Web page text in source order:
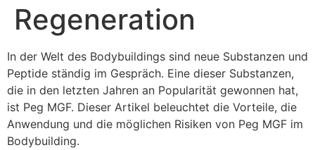
Regeneration
In der Welt des Bodybuildings sind neue Substanzen und
Peptide ständig im Gespräch. Eine dieser Substanzen,
die in den letzten Jahren an Popularität gewonnen hat,
ist Peg MGF. Dieser Artikel beleuchtet die Vorteile, die
Anwendung und die möglichen Risiken von Peg MGF im
Bodybuilding.